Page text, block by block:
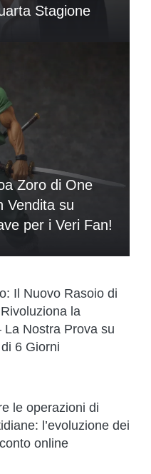
Stagione
Zoro di One
Vendita su
per i Veri Fan!
Il Nuovo Rasoio di
la
La Nostra Prova su
6 Giorni
le operazioni di
l’evoluzione dei
online